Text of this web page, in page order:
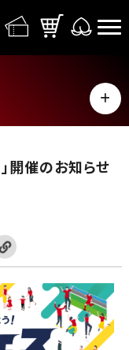
MENU
開催のお知らせ